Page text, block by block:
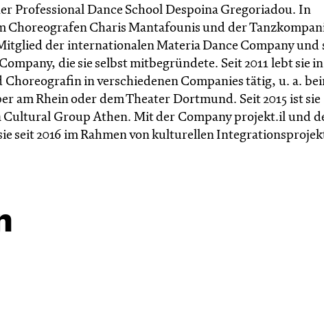
Professional Dance School Despoina Gregoriadou. In
Choreografen Charis Mantafounis und der
der internationalen Materia Dance Company und
die sie selbst mitbegründete. Seit 2011 lebt sie in
in verschiedenen Companies tätig, u. a.
am Rhein oder dem Theater Dortmund. Seit 2015 ist sie
Group Athen. Mit der Company projekt.il und
seit 2016 im Rahmen von kulturellen